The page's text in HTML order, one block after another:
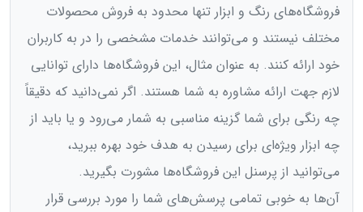
فروشگاه‌های رنگ و ابزار تنها محدود به فروش محصولات
مختلف نیستند و می‌توانند خدمات مشخصی را در به کاربران
خود ارائه کنند. به عنوان مثال، این فروشگاه‌ها دارای توانایی
لازم جهت ارائه مشاوره به شما هستند. اگر نمی‌دانید که دقیقاً
چه رنگی برای شما گزینه مناسبی به شمار می‌رود و یا باید از
چه ابزار ویژه‌ای برای رسیدن به هدف خود بهره ببرید،
می‌توانید از پرسنل این فروشگاه‌‌ها مشورت بگیرید.
آن‌ها به خوبی تمامی پرسش‌های شما را مورد بررسی قرار